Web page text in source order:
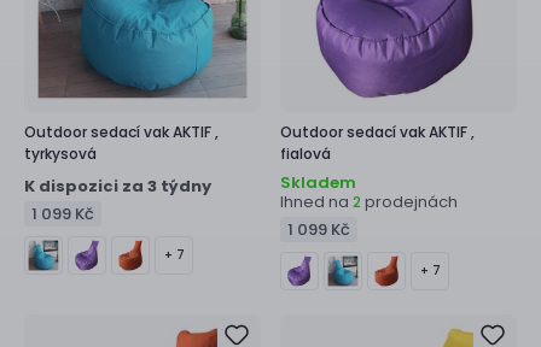
Outdoor sedací vakAKTIF ,
tyrkysová
K dispozici za 3 týdny
1 099 Kč
+ 7
Outdoor sedací vakAKTIF ,
fialová
Skladem
Ihned na 2 prodejnách
1 099 Kč
+ 7